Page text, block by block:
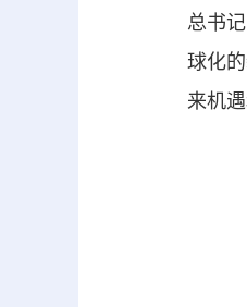
总书
球化
来机遇